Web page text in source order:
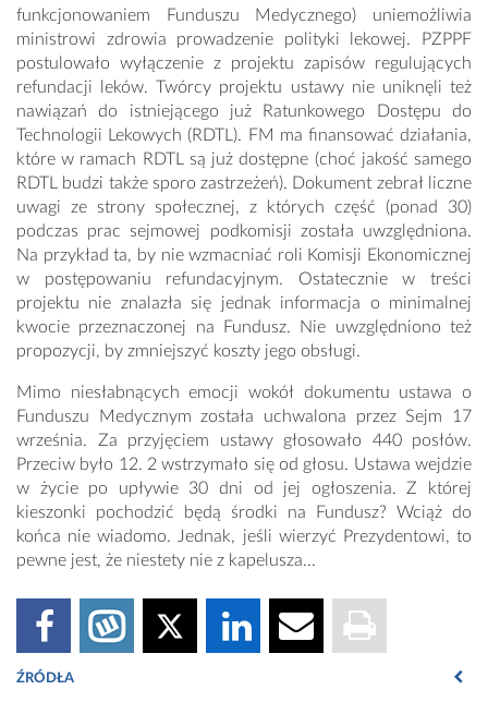
funkcjonowaniem Funduszu Medycznego) uniemożliwia
ministrowi zdrowia prowadzenie polityki lekowej. PZPPF
postulowało wyłączenie z projektu zapisów regulujących
refundacji leków. Twórcy projektu ustawy nie uniknęli też
nawiązań do istniejącego już Ratunkowego Dostępu do
Technologii Lekowych (RDTL). FM ma finansować działania,
które w ramach RDTL są już dostępne (choć jakość samego
RDTL budzi także sporo zastrzeżeń). Dokument zebrał liczne
uwagi ze strony społecznej, z których część (ponad 30)
podczas prac sejmowej podkomisji została uwzględniona.
Na przykład ta, by nie wzmacniać roli Komisji Ekonomicznej
w postępowaniu refundacyjnym. Ostatecznie w treści
projektu nie znalazła się jednak informacja o minimalnej
kwocie przeznaczonej na Fundusz. Nie uwzględniono też
propozycji, by zmniejszyć koszty jego obsługi.
Mimo niesłabnących emocji wokół dokumentu ustawa o
Funduszu Medycznym została uchwalona przez Sejm 17
września. Za przyjęciem ustawy głosowało 440 posłów.
Przeciw było 12. 2 wstrzymało się od głosu. Ustawa wejdzie
w życie po upływie 30 dni od jej ogłoszenia. Z której
kieszonki pochodzić będą środki na Fundusz? Wciąż do
końca nie wiadomo. Jednak, jeśli wierzyć Prezydentowi, to
pewne jest, że niestety nie z kapelusza...
ŹRÓDŁA